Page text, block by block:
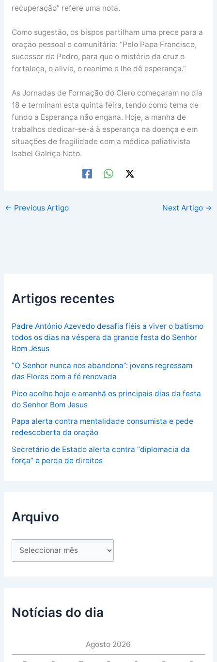
recuperação” refere uma nota.
Como sugestão, os bispos partilham uma prece para a
oração pessoal e comunitária: “Pelo Papa Francisco,
sucessor de Pedro, para que o mistério da cruz o
fortaleça, o alivie, o reanime e lhe dê esperança.”
As Jornadas de Formação do Clero começaram no dia
18 e terminam esta quinta feira, tendo como tema de
fundo a Esperança não engana. Hoje, a manha de
trabalhos dedicar-se-á à esperança na doença e em
situações de fragilidade com a médica paliativista
Isabel Galriça Neto.
← Previous Artigo Next Artigo →
Artigos recentes
Padre António Azevedo desafia fiéis a viver o batismo
todos os dias na véspera da grande festa do Senhor
Bom Jesus
“O Senhor nunca nos abandona”: jovens regressam
das Flores com a fé renovada
Pico acolhe hoje e amanhã os principais dias da festa
do Senhor Bom Jesus
Papa alerta contra mentalidade consumista e pede
redescoberta da oração
Secretário de Estado alerta contra “diplomacia da
força” e perda de direitos
Arquivo
Notícias do dia
Agosto 2026